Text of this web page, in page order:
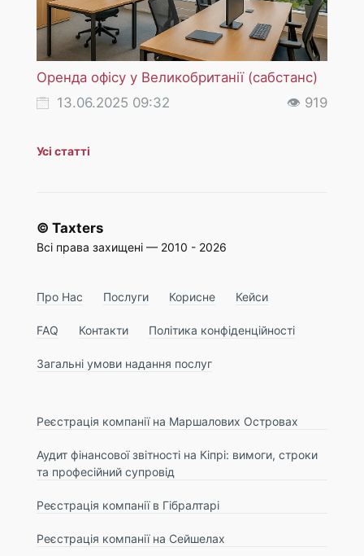
Оренда офісу у Великобританії (сабстанс)
13.06.2025 09:32
👁 919
Усі статті
© Taxters
Всі права захищені — 2010 - 2026
Про Нас Послуги Корисне Кейси
FAQ Контакти Політика конфіденційності
Загальні умови надання послуг
Реєстрація компанії на Маршалових Островах
Аудит фінансової звітності на Кіпрі: вимоги, строки
та професійний супровід
Реєстрація компанії в Гібралтарі
Реєстрація компанії на Сейшелах